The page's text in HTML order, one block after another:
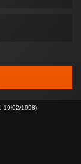
19/02/1998)